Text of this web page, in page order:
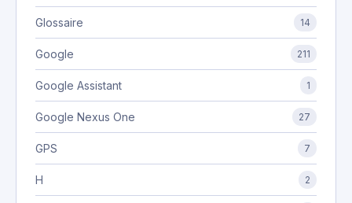
Glossaire 14
Google 211
Google Assistant 1
Google Nexus One 27
GPS 7
H 2